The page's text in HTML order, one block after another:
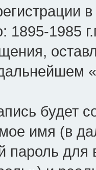
1895-1985
будет
имя (в
пароль для